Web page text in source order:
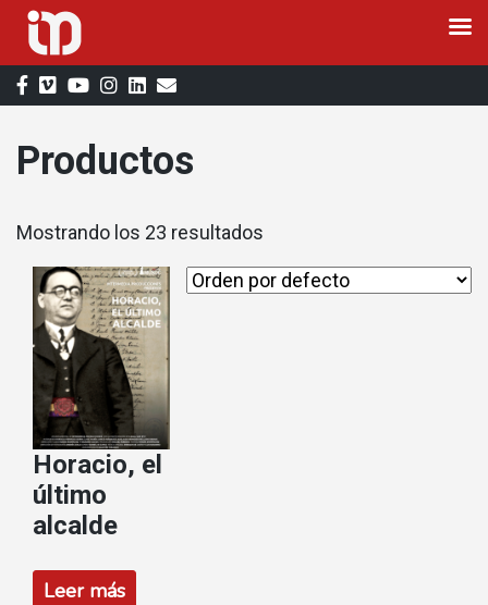
Saltar
al
Productos
Mostrando los 23 resultados
Horacio, el
último
alcalde
Leer más